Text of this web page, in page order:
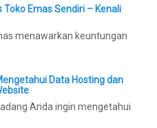
Toko Emas Sendiri – Kenali
menawarkan keuntungan
Data Hosting dan
Anda ingin mengetahui